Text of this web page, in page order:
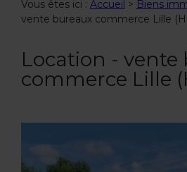
Vous êtes ici : Accueil > Biens
vente bureaux commerce Lille
Location - vente
commerce Lille